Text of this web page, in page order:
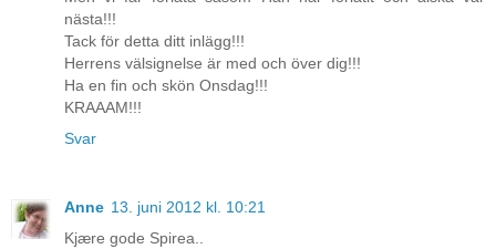
nästa!!!
Tack för detta ditt inlägg!!!
Herrens välsignelse är med och över dig!!!
Ha en fin och skön Onsdag!!!
KRAAAM!!!
Svar
Anne 13. juni 2012 kl. 10:21
Kjære gode Spirea..